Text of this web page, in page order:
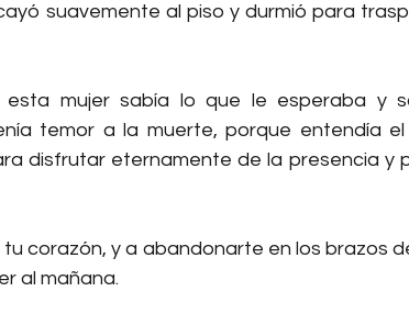
suavemente al piso y durmió para
mujer sabía lo que le esperaba y
temor a la muerte, porque entendía
disfrutar eternamente de la presencia y
tu corazón, y a abandonarte en los brazos
al mañana.